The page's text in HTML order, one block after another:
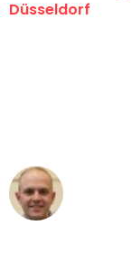
Düsseldorf